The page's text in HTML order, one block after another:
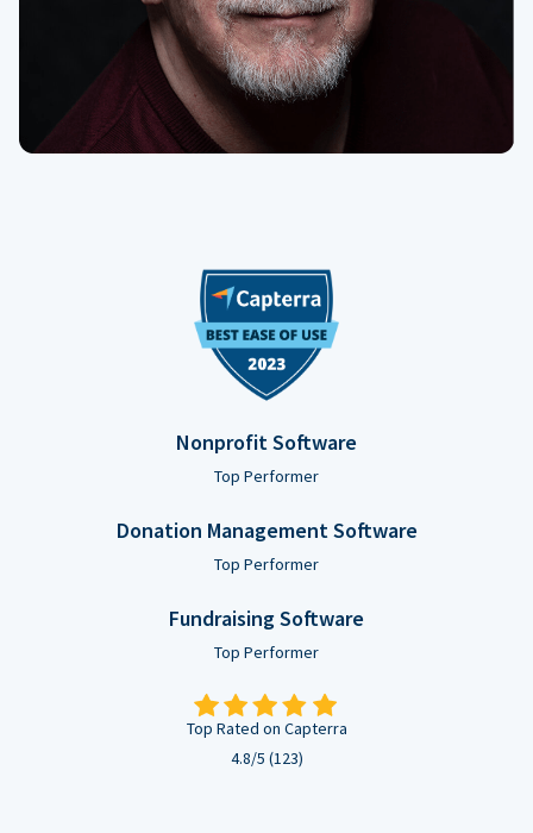
Nonprofit Software
Top Performer
Donation Management Software
Top Performer
Fundraising Software
Top Performer
Top Rated on Capterra
4.8/5 (123)